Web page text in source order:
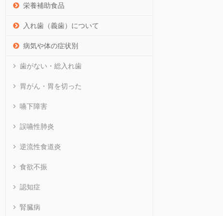
栄養補助食品
入れ歯（義歯）について
病気や体の症状別
歯がない・総入れ歯
胃がん・胃を切った
嚥下障害
誤嚥性肺炎
逆流性食道炎
食欲不振
認知症
腎臓病